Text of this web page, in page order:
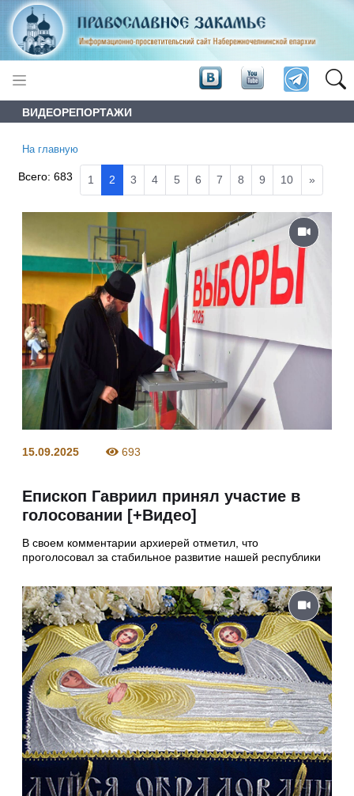
ВИДЕОРЕПОРТАЖИ
На главную
Всего:683 1 2 3 4 5 6 7 8 9 10 »
15.09.2025 693
Епископ Гавриил принял участие в
голосовании [+Видео]
В своем комментарии архиерей отметил, что
проголосовал за стабильное развитие нашей республики